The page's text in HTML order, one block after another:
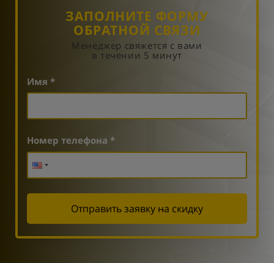
ЗАПОЛНИТЕ ФОРМУ
ОБРАТНОЙ СВЯЗИ
Менеджер свяжется с вами
в течении 5 минут
Имя *
Номер телефона *
Отправить заявку на скидку